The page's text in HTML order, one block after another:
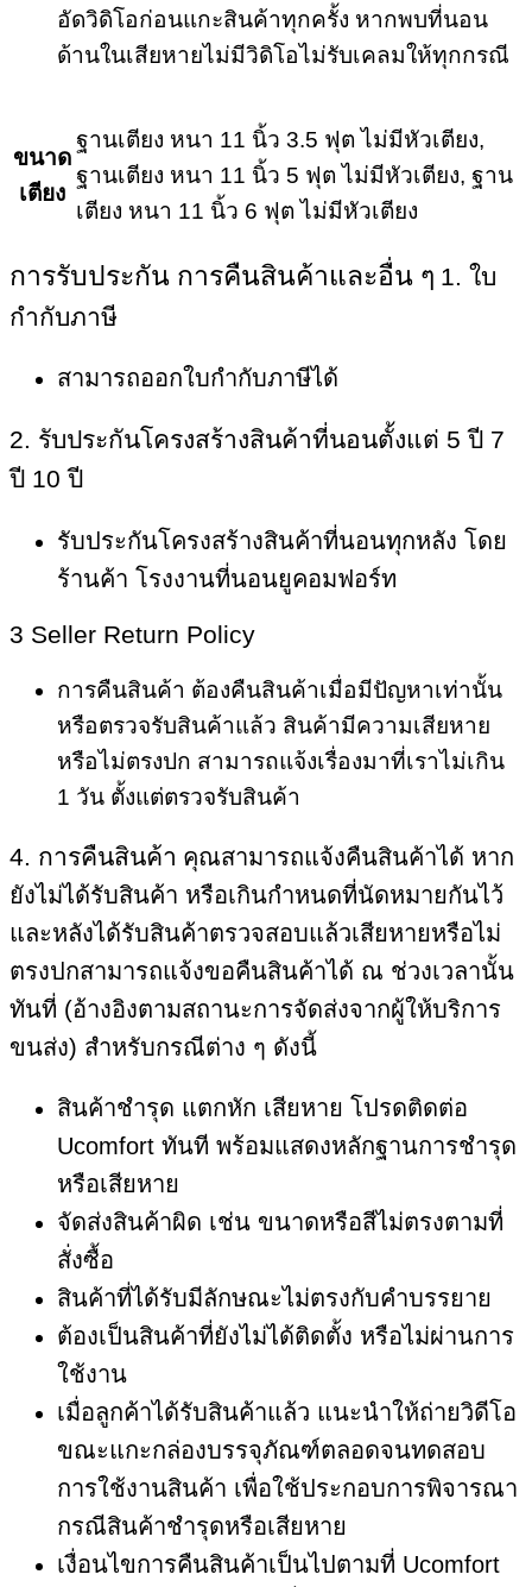
อัดวิดิโอก่อนแกะสินค้าทุกครั้ง หากพบที่นอน
ด้านในเสียหายไม่มีวิดิโอไม่รับเคลมให้ทุกกรณี
ขนาด
เตียง
ฐานเตียง หนา 11 นิ้ว 3.5 ฟุต ไม่มีหัวเตียง,
ฐานเตียง หนา 11 นิ้ว 5 ฟุต ไม่มีหัวเตียง, ฐาน
เตียง หนา 11 นิ้ว 6 ฟุต ไม่มีหัวเตียง
การรับประกัน การคืนสินค้าและอื่น ๆ 1. ใบ
กำกับภาษี
สามารถออกใบกำกับภาษีได้
2. รับประกันโครงสร้างสินค้าที่นอนตั้งแต่ 5 ปี 7
ปี 10 ปี
รับประกันโครงสร้างสินค้าที่นอนทุกหลัง โดย
ร้านค้า โรงงานที่นอนยูคอมฟอร์ท
3 Seller Return Policy
การคืนสินค้า ต้องคืนสินค้าเมื่อมีปัญหาเท่านั้น
หรือตรวจรับสินค้าแล้ว สินค้ามีความเสียหาย
หรือไม่ตรงปก สามารถแจ้งเรื่องมาที่เราไม่เกิน
1 วัน ตั้งแต่ตรวจรับสินค้า
4. การคืนสินค้า คุณสามารถแจ้งคืนสินค้าได้ หาก
ยังไม่ได้รับสินค้า หรือเกินกำหนดที่นัดหมายกันไว้
และหลังได้รับสินค้าตรวจสอบแล้วเสียหายหรือไม่
ตรงปกสามารถแจ้งขอคืนสินค้าได้ ณ ช่วงเวลานั้น
ทันที่ (อ้างอิงตามสถานะการจัดส่งจากผู้ให้บริการ
ขนส่ง) สำหรับกรณีต่าง ๆ ดังนี้
สินค้าชำรุด แตกหัก เสียหาย โปรดติดต่อ
Ucomfort ทันที พร้อมแสดงหลักฐานการชํารุด
หรือเสียหาย
จัดส่งสินค้าผิด เช่น ขนาดหรือสีไม่ตรงตามที่
สั่งซื้อ
สินค้าที่ได้รับมีลักษณะไม่ตรงกับคำบรรยาย
ต้องเป็นสินค้าที่ยังไม่ได้ติดตั้ง หรือไม่ผ่านการ
ใช้งาน
เมื่อลูกค้าได้รับสินค้าแล้ว แนะนำให้ถ่ายวิดีโอ
ขณะแกะกล่องบรรจุภัณฑ์ตลอดจนทดสอบ
การใช้งานสินค้า เพื่อใช้ประกอบการพิจารณา
กรณีสินค้าชำรุดหรือเสียหาย
เงื่อนไขการคืนสินค้าเป็นไปตามที่ Ucomfort